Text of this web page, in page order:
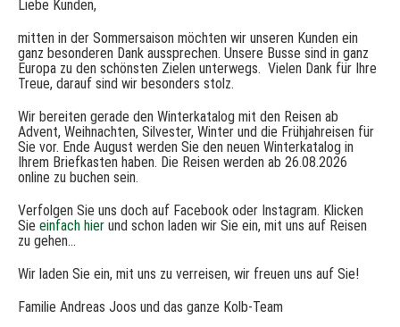
Liebe Kunden,
mitten in der Sommersaison möchten wir unseren Kunden ein
ganz besonderen Dank aussprechen. Unsere Busse sind in ganz
Europa zu den schönsten Zielen unterwegs. Vielen Dank für Ihre
Treue, darauf sind wir besonders stolz.
Wir bereiten gerade den Winterkatalog mit den Reisen ab
Advent, Weihnachten, Silvester, Winter und die Frühjahreisen für
Sie vor. Ende August werden Sie den neuen Winterkatalog in
Ihrem Briefkasten haben. Die Reisen werden ab 26.08.2026
online zu buchen sein.
Verfolgen Sie uns doch auf Facebook oder Instagram. Klicken
Sie einfach hier und schon laden wir Sie ein, mit uns auf Reisen
zu gehen...
Wir laden Sie ein, mit uns zu verreisen, wir freuen uns auf Sie!
Familie Andreas Joos und das ganze Kolb-Team